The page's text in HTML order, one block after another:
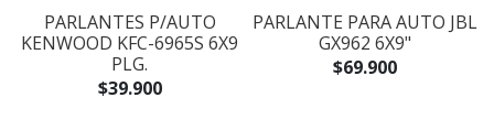
PARLANTES P/AUTO
KENWOOD KFC-6965S 6X9
PLG.
$39.900
PARLANTE PARA AUTO JBL
GX962 6X9"
$69.900